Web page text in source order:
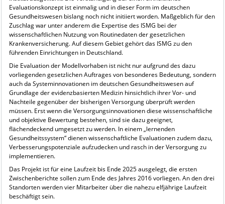
Evaluationskonzept ist einmalig und in dieser Form im deutschen
Gesundheitswesen bislang noch nicht initiiert worden. Maßgeblich für den
Zuschlag war unter anderem die Expertise des ISMG bei der
wissenschaftlichen Nutzung von Routinedaten der gesetzlichen
Krankenversicherung. Auf diesem Gebiet gehört das ISMG zu den
führenden Einrichtungen in Deutschland.
Die Evaluation der Modellvorhaben ist nicht nur aufgrund des dazu
vorliegenden gesetzlichen Auftrages von besonderes Bedeutung, sondern
auch da Systeminnovationen im deutschen Gesundheitswesen auf
Grundlage der evidenzbasierten Medizin hinsichtlich ihrer Vor- und
Nachteile gegenüber der bisherigen Versorgung überprüft werden
müssen. Erst wenn die Versorgungsinnovationen diese wissenschaftliche
und objektive Bewertung bestehen, sind sie dazu geeignet,
flächendeckend umgesetzt zu werden. In einem „lernenden
Gesundheitssystem“ dienen wissenschaftliche Evaluationen zudem dazu,
Verbesserungspotenziale aufzudecken und rasch in der Versorgung zu
implementieren.
Das Projekt ist für eine Laufzeit bis Ende 2025 ausgelegt, die ersten
Zwischenberichte sollen zum Ende des Jahres 2016 vorliegen. An den drei
Standorten werden vier Mitarbeiter über die nahezu elfjährige Laufzeit
beschäftigt sein.